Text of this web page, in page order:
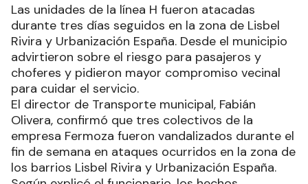
Las unidades de la línea H fueron atacadas
durante tres días seguidos en la zona de Lisbel
Rivira y Urbanización España. Desde el municipio
advirtieron sobre el riesgo para pasajeros y
choferes y pidieron mayor compromiso vecinal
para cuidar el servicio.
El director de Transporte municipal, Fabián
Olivera, confirmó que tres colectivos de la
empresa Fermoza fueron vandalizados durante el
fin de semana en ataques ocurridos en la zona de
los barrios Lisbel Rivira y Urbanización España.